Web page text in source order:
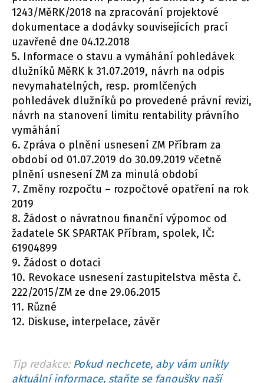
1243/MěRK/2018 na zpracování projektové
dokumentace a dodávky souvisejících prací
uzavřené dne 04.12.2018
5. Informace o stavu a vymáhání pohledávek
dlužníků MěRK k 31.07.2019, návrh na odpis
nevymahatelných, resp. promlčených
pohledávek dlužníků po provedené právní revizi,
návrh na stanovení limitu rentability právního
vymáhání
6. Zpráva o plnění usnesení ZM Příbram za
období od 01.07.2019 do 30.09.2019 včetně
plnění usnesení ZM za minulá období
7. Změny rozpočtu – rozpočtové opatření na rok
2019
8. Žádost o návratnou finanční výpomoc od
žadatele SK SPARTAK Příbram, spolek, IČ:
61904899
9. Žádost o dotaci
10. Revokace usnesení zastupitelstva města č.
222/2015/ZM ze dne 29.06.2015
11. Různé
12. Diskuse, interpelace, závěr
Tip redakce: Pokud nechcete, aby vám unikly
aktuální informace, staňte se fanoušky naší